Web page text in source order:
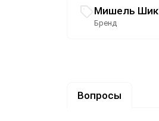
Мишель Шик
Бренд
Вопросы